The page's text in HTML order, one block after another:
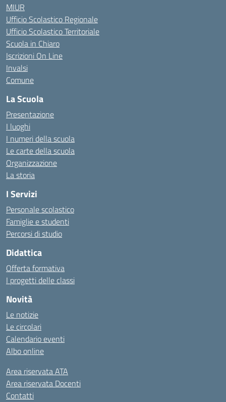
MIUR
Ufficio Scolastico Regionale
Ufficio Scolastico Territoriale
Scuola in Chiaro
Iscrizioni On Line
Invalsi
Comune
La Scuola
Presentazione
I luoghi
I numeri della scuola
Le carte della scuola
Organizzazione
La storia
I Servizi
Personale scolastico
Famiglie e studenti
Percorsi di studio
Didattica
Offerta formativa
I progetti delle classi
Novità
Le notizie
Le circolari
Calendario eventi
Albo online
Area riservata ATA
Area riservata Docenti
Contatti